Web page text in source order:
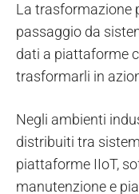
La trasformazione
passaggio da
dati a piattaforme
trasformarli in
Negli ambienti
distribuiti tra
piattaforme IIoT,
manutenzione e